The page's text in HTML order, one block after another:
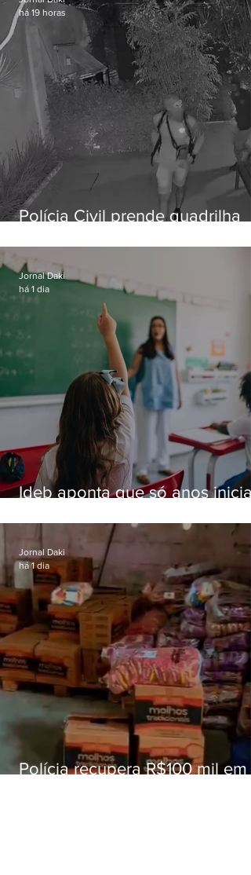
Polícia Civil prende quadrilha
residências de luxo no Rio
há 19 horas
Ideb aponta que só anos
educação
Jornal Daki
há 1 dia
Polícia recupera R$100 mil em
Jornal Daki
há 1 dia